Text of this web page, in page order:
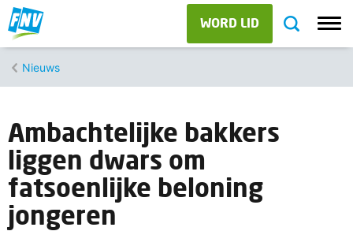
WORD LID
Nieuws
Ambachtelijke bakkers
liggen dwars om
fatsoenlijke beloning
jongeren